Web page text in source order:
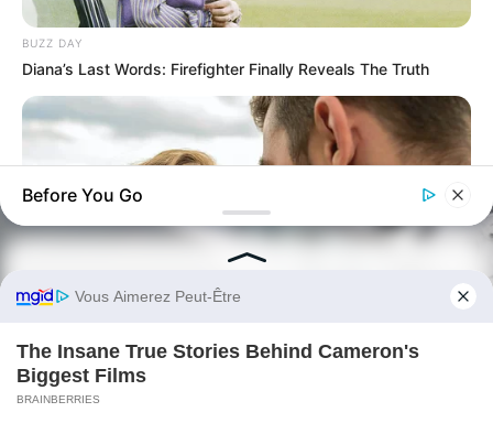
BUZZ DAY
Diana’s Last Words: Firefighter Finally Reveals The Truth
Why Women Can't Resist Men Who Know This Hidden Secret
Before You Go